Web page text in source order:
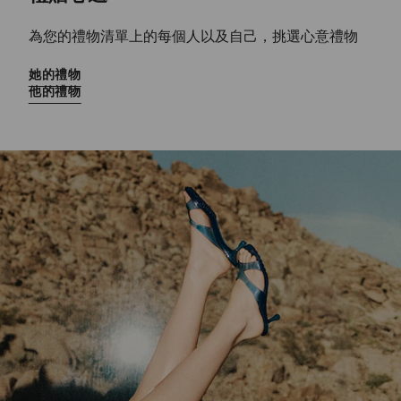
為您的禮物清單上的每個人以及自己，挑選心意禮物
她的禮物
他的禮物